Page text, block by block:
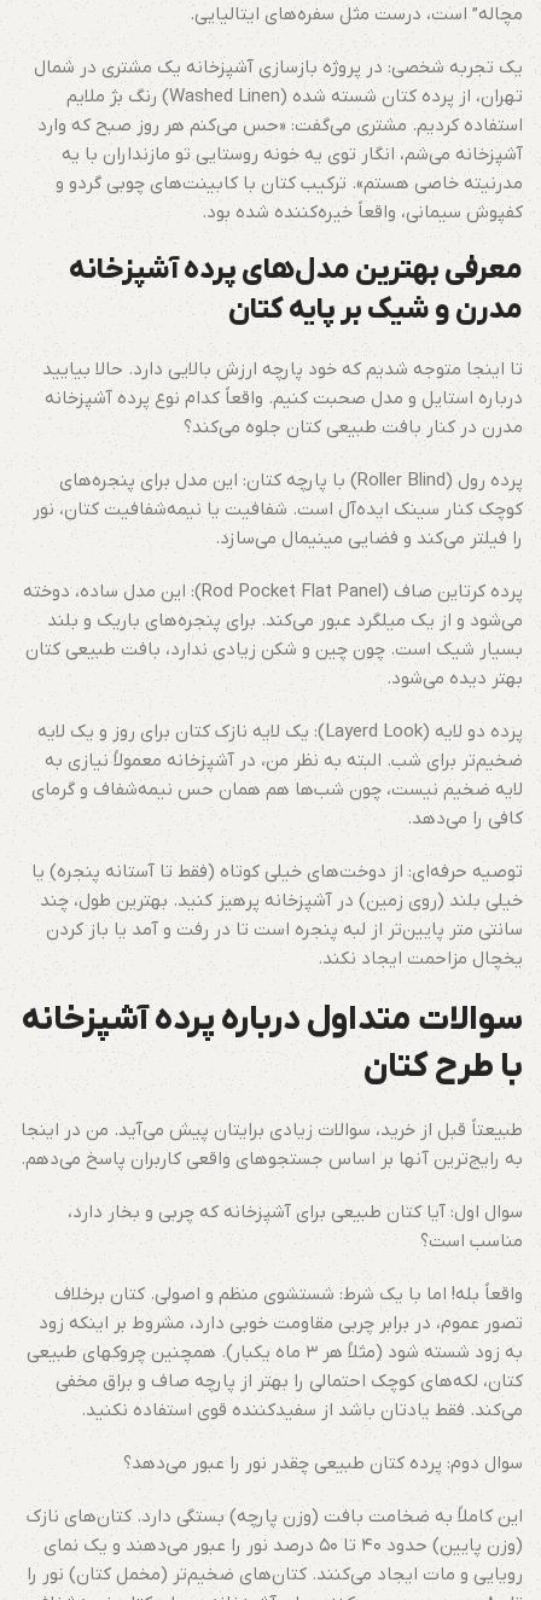
مچاله” است، درست مثل سفره‌های ایتالیایی.
یک تجربه شخصی: در پروژه بازسازی آشپزخانه یک مشتری در شمال
تهران، از پرده کتان شسته شده (Washed Linen) رنگ بژ ملایم
استفاده کردیم. مشتری می‌گفت: «حس می‌کنم هر روز صبح که وارد
آشپزخانه می‌شم، انگار توی یه خونه روستایی تو مازنداران با یه
مدرنیته خاصی هستم». ترکیب کتان با کابینت‌های چوبی گردو و
کفپوش سیمانی، واقعاً خیره‌کننده شده بود.
معرفی بهترین مدل‌های پرده آشپزخانه
مدرن و شیک بر پایه کتان
تا اینجا متوجه شدیم که خود پارچه ارزش بالایی دارد. حالا بیایید
درباره استایل و مدل صحبت کنیم. واقعاً کدام نوع پرده آشپزخانه
مدرن در کنار بافت طبیعی کتان جلوه می‌کند؟
پرده رول (Roller Blind) با پارچه کتان: این مدل برای پنجره‌های
کوچک کنار سینک ایده‌آل است. شفافیت یا نیمه‌شفافیت کتان، نور
را فیلتر می‌کند و فضایی مینیمال می‌سازد.
پرده کرتاین صاف (Rod Pocket Flat Panel): این مدل ساده، دوخته
می‌شود و از یک میلگرد عبور می‌کند. برای پنجره‌های باریک و بلند
بسیار شیک است. چون چین و شکن زیادی ندارد، بافت طبیعی کتان
بهتر دیده می‌شود.
پرده دو لایه (Layerd Look): یک لایه نازک کتان برای روز و یک لایه
ضخیم‌تر برای شب. البته به نظر من، در آشپزخانه معمولاً نیازی به
لایه ضخیم نیست، چون شب‌ها هم همان حس نیمه‌شفاف و گرمای
کافی را می‌دهد.
توصیه حرفه‌ای: از دوخت‌های خیلی کوتاه (فقط تا آستانه پنجره) یا
خیلی بلند (روی زمین) در آشپزخانه پرهیز کنید. بهترین طول، چند
سانتی متر پایین‌تر از لبه پنجره است تا در رفت و آمد یا باز کردن
یخچال مزاحمت ایجاد نکند.
سوالات متداول درباره پرده آشپزخانه
با طرح کتان
طبیعتاً قبل از خرید، سوالات زیادی برایتان پیش می‌آید. من در اینجا
به رایج‌ترین آنها بر اساس جستجوهای واقعی کاربران پاسخ می‌دهم.
سوال اول: آیا کتان طبیعی برای آشپزخانه که چربی و بخار دارد،
مناسب است؟
واقعاً بله! اما با یک شرط: شستشوی منظم و اصولی. کتان برخلاف
تصور عموم، در برابر چربی مقاومت خوبی دارد، مشروط بر اینکه زود
به زود شسته شود (مثلاً هر ۳ ماه یکبار). همچنین چروکهای طبیعی
کتان، لکه‌های کوچک احتمالی را بهتر از پارچه صاف و براق مخفی
می‌کند. فقط یادتان باشد از سفیدکننده قوی استفاده نکنید.
سوال دوم: پرده کتان طبیعی چقدر نور را عبور می‌دهد؟
این کاملاً به ضخامت بافت (وزن پارچه) بستگی دارد. کتان‌های نازک
(وزن پایین) حدود ۴۰ تا ۵۰ درصد نور را عبور می‌دهند و یک نمای
رویایی و مات ایجاد می‌کنند. کتان‌های ضخیم‌تر (مخمل کتان) نور را